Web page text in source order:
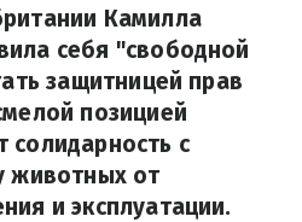
Камилла
себя "свободной
защитницей прав
позицией
с
животных от
и эксплуатации.